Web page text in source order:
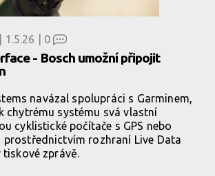
1.5.26 | 0
- Bosch umožní připojit
navázal spolupráci s Garminem,
chytrému systému svá vlastní
cyklistické počítače s GPS nebo
prostřednictvím rozhraní Live Data
tiskové zprávě.